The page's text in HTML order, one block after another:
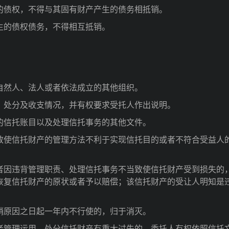
，不得与其固有财产产生的债务相抵销。
债权债务，不得相互抵销。
人、法人或者依法成立的其他组织。
及收支情况，并有权要求受托人作出说明。
托账目以及处理信托事务的其他文件。
信托财产的管理方法不利于实现信托目的或者不符合受益人
违背管理职责、处理信托事务不当致使信托财产受到损失的
信托财产的原状或者予以赔偿；该信托财产的受让人明知是
因之日起一年内不行使的，归于消灭。